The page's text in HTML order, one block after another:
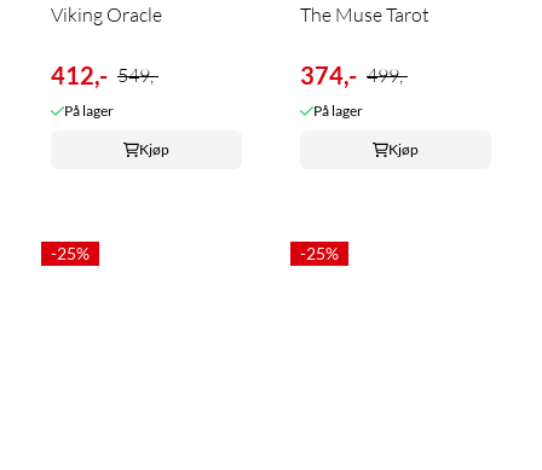
Viking Oracle
412,- 549,-
På lager
Kjøp
The Muse Tarot
374,- 499,-
På lager
Kjøp
-25% -25%